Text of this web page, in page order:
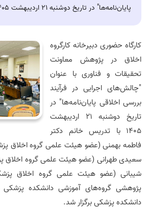
پایان‌نامه‌ها" در تاریخ دوشنبه 21 اردیبهشت 1405برگزار شد.
کارگاه حضوری دبیرخانه کارگروه
اخلاق در پژوهش معاونت
تحقیقات و فناوری با عنوان
"چالش‌های اجرایی در فرآیند
بررسی اخلاقی پایان‌نامه‌ها" در
تاریخ دوشنبه 21 اردیبهشت
1405 با تدریس خانم دکتر
فاطمه بهمنی (عضو هیئت علمی گروه اخلاق
سعیدی طهرانی (عضو هیئت علمی گروه اخلاق
شیبانی (عضو هیئت علمی گروه اخلاق
پژوهشی گروه‌های آموزشی دانشکده
دانشکده پزشکی برگزار شد.